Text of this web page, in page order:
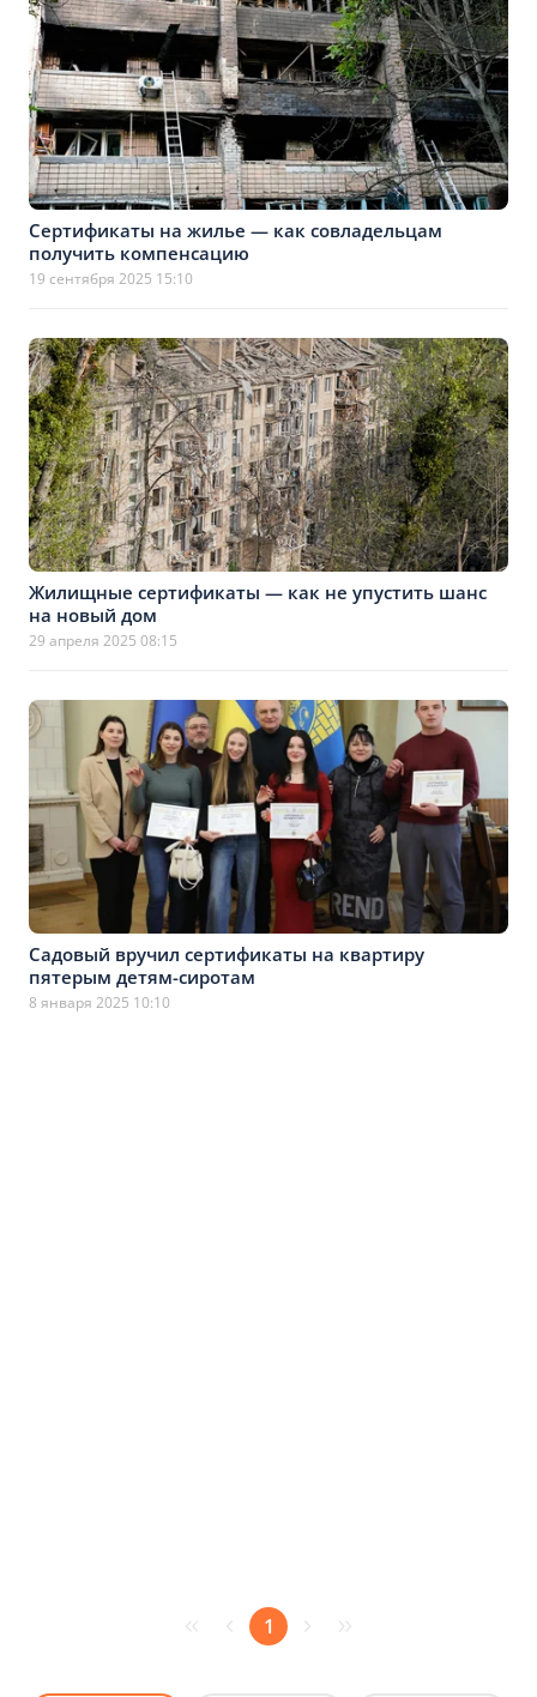
Сертификаты на жилье — как совладельцам
получить компенсацию
19 сентября 2025 15:10
Жилищные сертификаты — как не упустить шанс
на новый дом
29 апреля 2025 08:15
Садовый вручил сертификаты на квартиру
пятерым детям-сиротам
8 января 2025 10:10
1